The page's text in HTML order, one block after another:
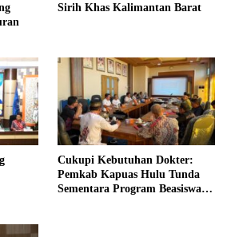
Sirih Khas Kalimantan Barat
Cukupi Kebutuhan Dokter:
Pemkab Kapuas Hulu Tunda
Sementara Program Beasiswa